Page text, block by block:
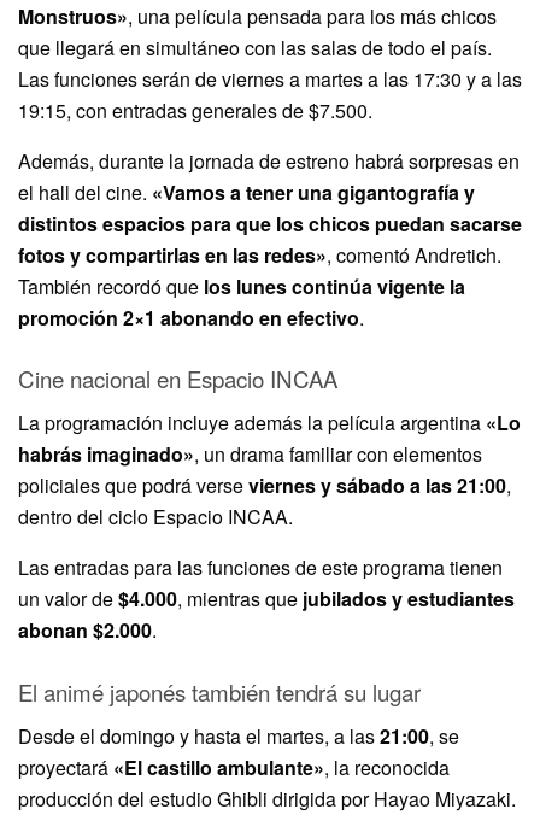
Monstruos», una película pensada para los más chicos
que llegará en simultáneo con las salas de todo el país.
Las funciones serán de viernes a martes a las 17:30 y a las
19:15, con entradas generales de $7.500.
Además, durante la jornada de estreno habrá sorpresas en
el hall del cine. «Vamos a tener una gigantografía y
distintos espacios para que los chicos puedan sacarse
fotos y compartirlas en las redes», comentó Andretich.
También recordó que los lunes continúa vigente la
promoción 2×1 abonando en efectivo.
Cine nacional en Espacio INCAA
La programación incluye además la película argentina «Lo
habrás imaginado», un drama familiar con elementos
policiales que podrá verseviernes y sábado a las 21:00,
dentro del ciclo Espacio INCAA.
Las entradas para las funciones de este programa tienen
un valor de$4.000, mientras que jubilados y estudiantes
abonan $2.000.
El animé japonés también tendrá su lugar
Desde el domingo y hasta el martes, a las21:00, se
proyectará «El castillo ambulante», la reconocida
producción del estudio Ghibli dirigida por Hayao Miyazaki.